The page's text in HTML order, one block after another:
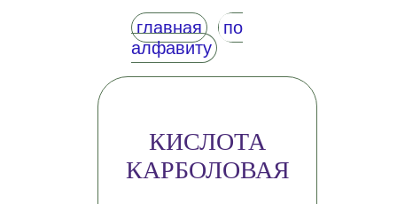
главная
по
алфавиту
КИСЛОТА
КАРБОЛОВАЯ